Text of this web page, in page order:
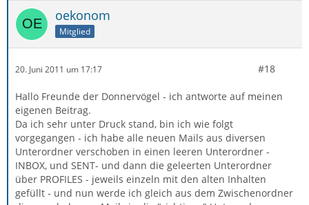
oekonom
Mitglied
20. Juni 2011 um 17:17 #18
Hallo Freunde der Donnervögel - ich antworte auf meinen
eigenen Beitrag.
Da ich sehr unter Druck stand, bin ich wie folgt
vorgegangen - ich habe alle neuen Mails aus diversen
Unterordner verschoben in einen leeren Unterordner -
INBOX, und SENT- und dann die geleerten Unterordner
über PROFILES - jeweils einzeln mit den alten Inhalten
gefüllt - und nun werde ich gleich aus dem Zwischenordner